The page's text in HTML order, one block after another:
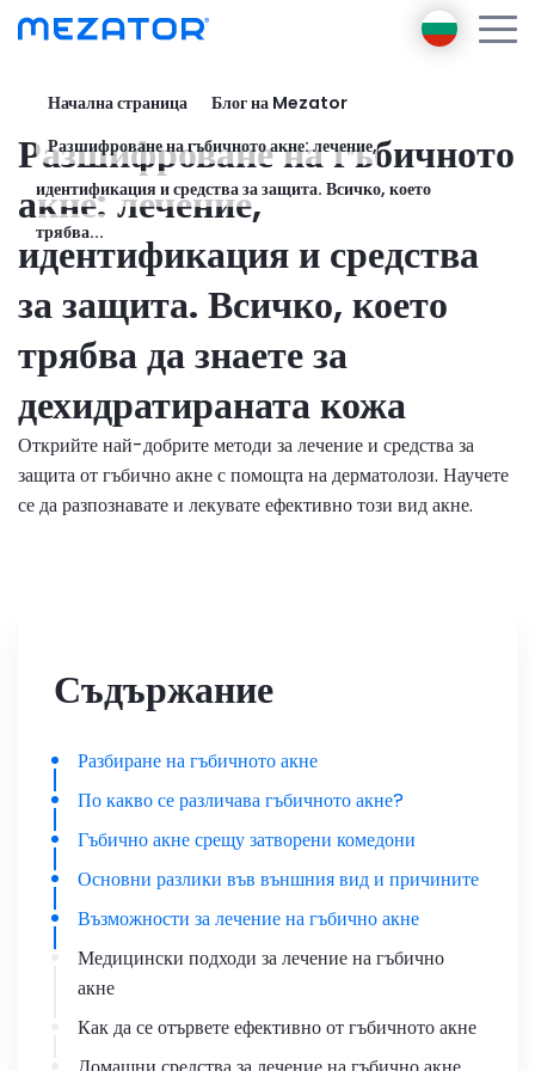
Продукти
Mezator BRT
Mezator HealthPack
За нас
Посланик
Електронно обучение
AI
Блог
Вход
Регистрация
Начална страница
Блог на Mezator
Разшифроване на гъбичното акне: лечение,
идентификация и средства за защита. Всичко, което
трябва...
Разшифроване на гъбичното
акне: лечение,
идентификация и средства
за защита. Всичко, което
трябва да знаете за
дехидратираната кожа
Открийте най-добрите методи за лечение и средства за
защита от гъбично акне с помощта на дерматолози. Научете
се да разпознавате и лекувате ефективно този вид акне.
Съдържание
Разбиране на гъбичното акне
По какво се различава гъбичното акне?
Гъбично акне срещу затворени комедони
Основни разлики във външния вид и причините
Възможности за лечение на гъбично акне
Медицински подходи за лечение на гъбично
акне
Как да се отървете ефективно от гъбичното акне